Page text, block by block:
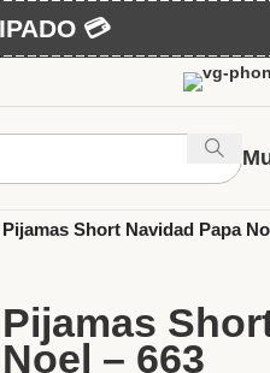
💳
Pijamas Short Navidad Papa
Pijamas
Noel – 663